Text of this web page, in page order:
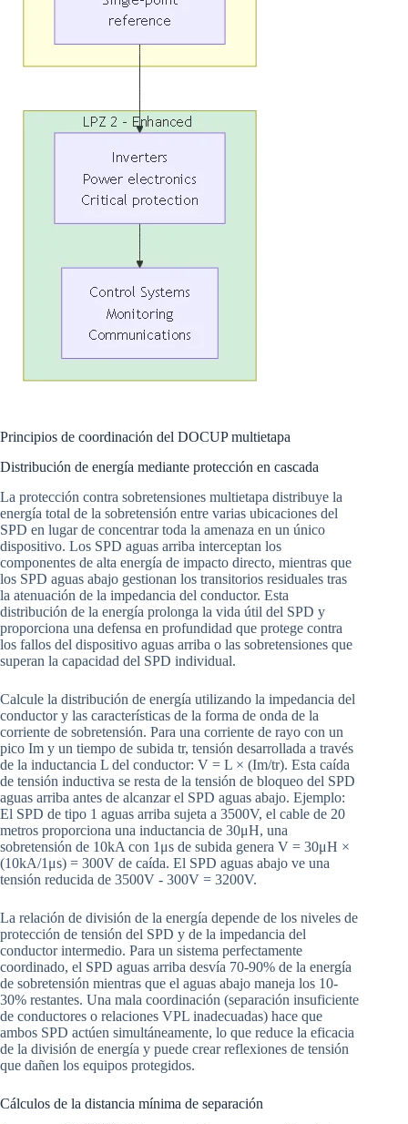
Principios de coordinación del DOCUP multietapa
Distribución de energía mediante protección en cascada
La protección contra sobretensiones multietapa distribuye la
energía total de la sobretensión entre varias ubicaciones del
SPD en lugar de concentrar toda la amenaza en un único
dispositivo. Los SPD aguas arriba interceptan los
componentes de alta energía de impacto directo, mientras que
los SPD aguas abajo gestionan los transitorios residuales tras
la atenuación de la impedancia del conductor. Esta
distribución de la energía prolonga la vida útil del SPD y
proporciona una defensa en profundidad que protege contra
los fallos del dispositivo aguas arriba o las sobretensiones que
superan la capacidad del SPD individual.
Calcule la distribución de energía utilizando la impedancia del
conductor y las características de la forma de onda de la
corriente de sobretensión. Para una corriente de rayo con un
pico Im y un tiempo de subida tr, tensión desarrollada a través
de la inductancia L del conductor: V = L × (Im/tr). Esta caída
de tensión inductiva se resta de la tensión de bloqueo del SPD
aguas arriba antes de alcanzar el SPD aguas abajo. Ejemplo:
El SPD de tipo 1 aguas arriba sujeta a 3500V, el cable de 20
metros proporciona una inductancia de 30μH, una
sobretensión de 10kA con 1μs de subida genera V = 30μH ×
(10kA/1μs) = 300V de caída. El SPD aguas abajo ve una
tensión reducida de 3500V - 300V = 3200V.
La relación de división de la energía depende de los niveles de
protección de tensión del SPD y de la impedancia del
conductor intermedio. Para un sistema perfectamente
coordinado, el SPD aguas arriba desvía 70-90% de la energía
de sobretensión mientras que el aguas abajo maneja los 10-
30% restantes. Una mala coordinación (separación insuficiente
de conductores o relaciones VPL inadecuadas) hace que
ambos SPD actúen simultáneamente, lo que reduce la eficacia
de la división de energía y puede crear reflexiones de tensión
que dañen los equipos protegidos.
Cálculos de la distancia mínima de separación